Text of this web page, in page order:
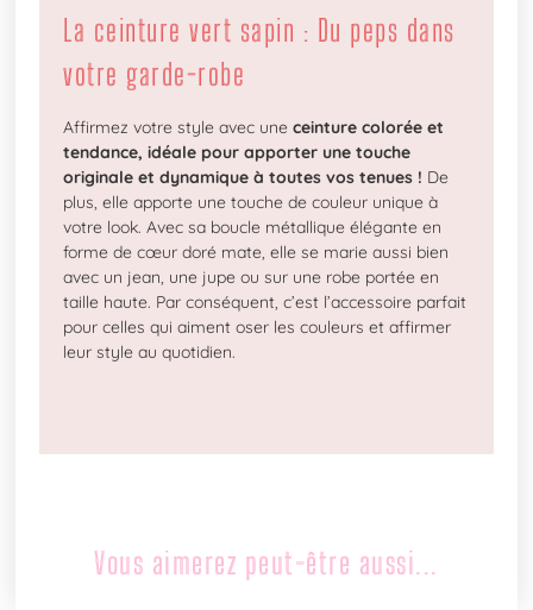
La ceinture vert sapin : Du peps dans
votre garde-robe
Affirmez votre style avec uneceinture colorée et
tendance, idéale pour apporter une touche
originale et dynamique à toutes vos tenues ! De
plus, elle apporte une touche de couleur unique à
votre look. Avec sa boucle métallique élégante en
forme de cœur doré mate, elle se marie aussi bien
avec un jean, une jupe ou sur une robe portée en
taille haute. Par conséquent, c’est l’accessoire parfait
pour celles qui aiment oser les couleurs et affirmer
leur style au quotidien.
Vous aimerez peut-être aussi...